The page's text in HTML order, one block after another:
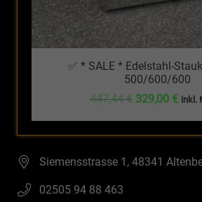
✅ * SALE * Edelstahl-
500/600/600
447,44€
war:
447,44 €
329,00 €
ist:
inkl.
Siemensstrasse 1, 48341
02505 94 88 463